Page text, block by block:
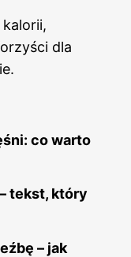
dla
co warto
tekst, który
– jak